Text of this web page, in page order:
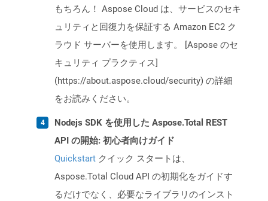
もちろん！ Aspose Cloud は、サービスのセキ
ュリティと回復力を保証する Amazon EC2 ク
ラウド サーバーを使用します。 [Aspose のセ
キュリティ プラクティス]
(https://about.aspose.cloud/security) の詳細
をお読みください。
Nodejs SDK を使用した Aspose.Total REST
API の開始: 初心者向けガイド
Quickstart クイック スタートは、
Aspose.Total Cloud API の初期化をガイドす
るだけでなく、必要なライブラリのインスト